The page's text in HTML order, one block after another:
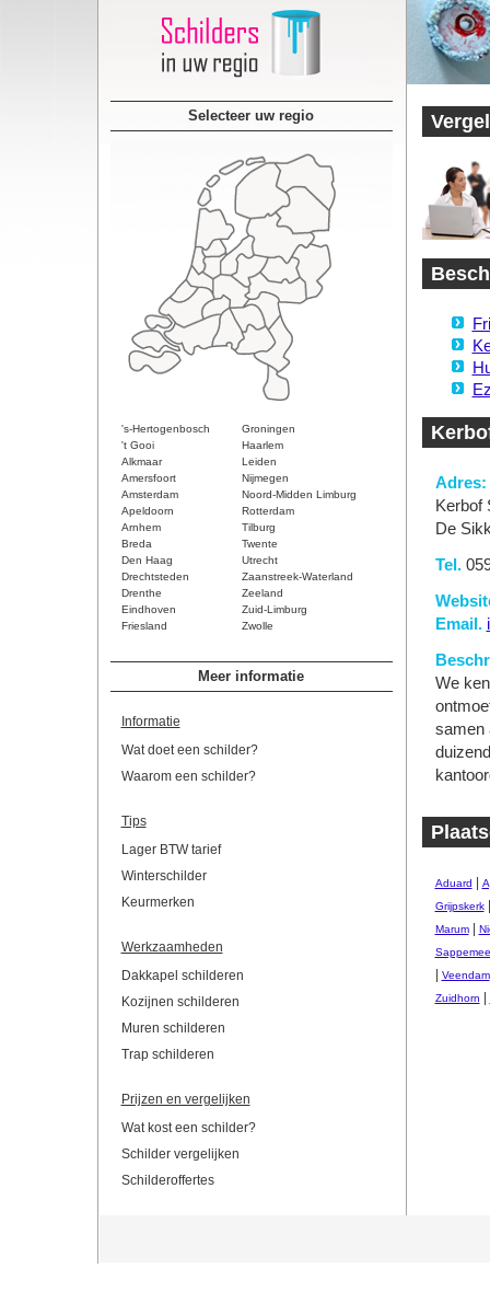
Selecteer uw regio
's-Hertogenbosch
Groningen
't Gooi
Haarlem
Alkmaar
Leiden
Amersfoort
Nijmegen
Amsterdam
Noord-Midden Limburg
Apeldoorn
Rotterdam
Arnhem
Tilburg
Breda
Twente
Den Haag
Utrecht
Drechtsteden
Zaanstreek-Waterland
Drenthe
Zeeland
Eindhoven
Zuid-Limburg
Friesland
Zwolle
Meer informatie
Informatie
Wat doet een schilder?
Waarom een schilder?
Tips
Lager BTW tarief
Winterschilder
Keurmerken
Werkzaamheden
Dakkapel schilderen
Kozijnen schilderen
Muren schilderen
Trap schilderen
Prijzen en vergelijken
Wat kost een schilder?
Schilder vergelijken
Schilderoffertes
Adres:
Kerbof
De
Tel.
Email.
We
samen
Aduard
Grijpskerk
Marum|
Veendam
Zuidhorn